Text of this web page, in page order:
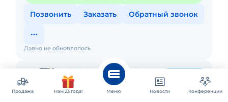
Позвонить Заказать Обратный звонок
Давно не обновлялось
Продажа Нам 23 года! Меню Новости Конференции